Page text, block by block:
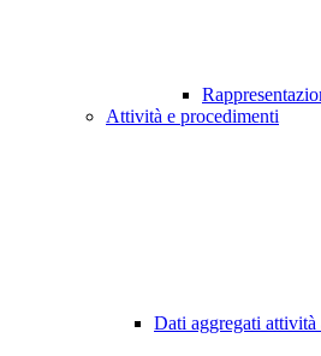
Attività e procedimenti
Dati aggregati attività